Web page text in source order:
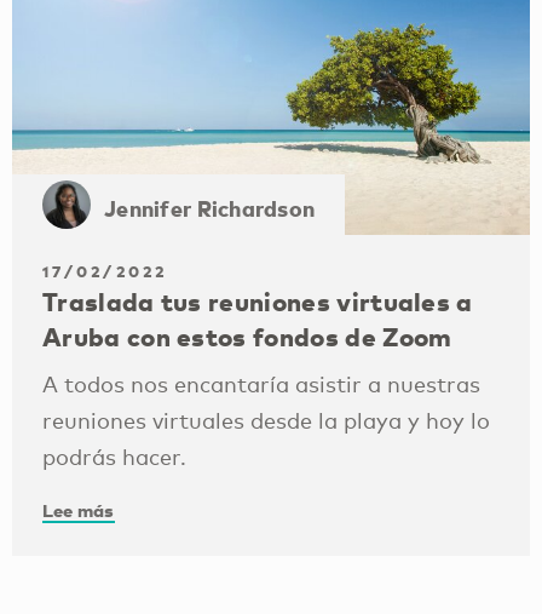
Jennifer Richardson
17/02/2022
Traslada tus reuniones virtuales a
Aruba con estos fondos de Zoom
A todos nos encantaría asistir a nuestras
reuniones virtuales desde la playa y hoy lo
podrás hacer.
Lee más